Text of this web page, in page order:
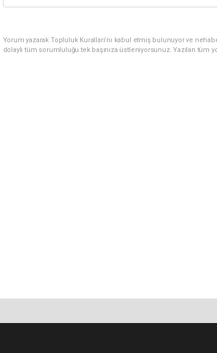
Yorum yazarak Topluluk Kuralları’nı kabul etmiş bulunuyor ve
dolaylı tüm sorumluluğu tek başınıza üstleniyorsunuz. Yazılan